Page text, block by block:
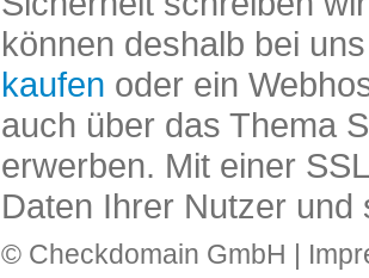
können deshalb bei
kaufen oder ein
auch über das Thema
erwerben. Mit einer
Daten Ihrer Nutzer und
© Checkdomain GmbH |